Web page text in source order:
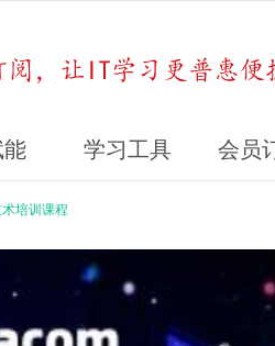
学习工具 会员
培训课程